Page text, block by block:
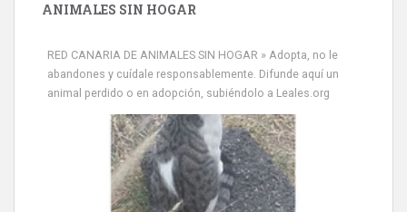
ANIMALES SIN HOGAR
RED CANARIA DE ANIMALES SIN HOGAR » Adopta, no le
abandones y cuídale responsablemente. Difunde aquí un
animal perdido o en adopción, subiéndolo a Leales.org